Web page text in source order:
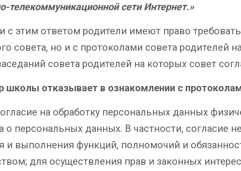
телекоммуникационной сети Интернет.»
с этим ответом родители имеют право
совета, но и с протоколами совета родителей
совета родителей на которых совет
школы отказывает в ознакомлении с
на обработку персональных данных
о персональных данных. В частности, согласие
и выполнения функций, полномочий и
для осуществления прав и законных